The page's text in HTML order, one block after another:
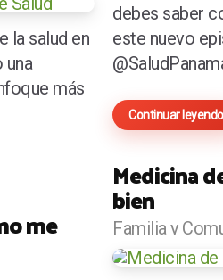
la salud en
una
más
debes saber
este nuevo
Continuar leyendo
Medicina
bien
Familia y
me